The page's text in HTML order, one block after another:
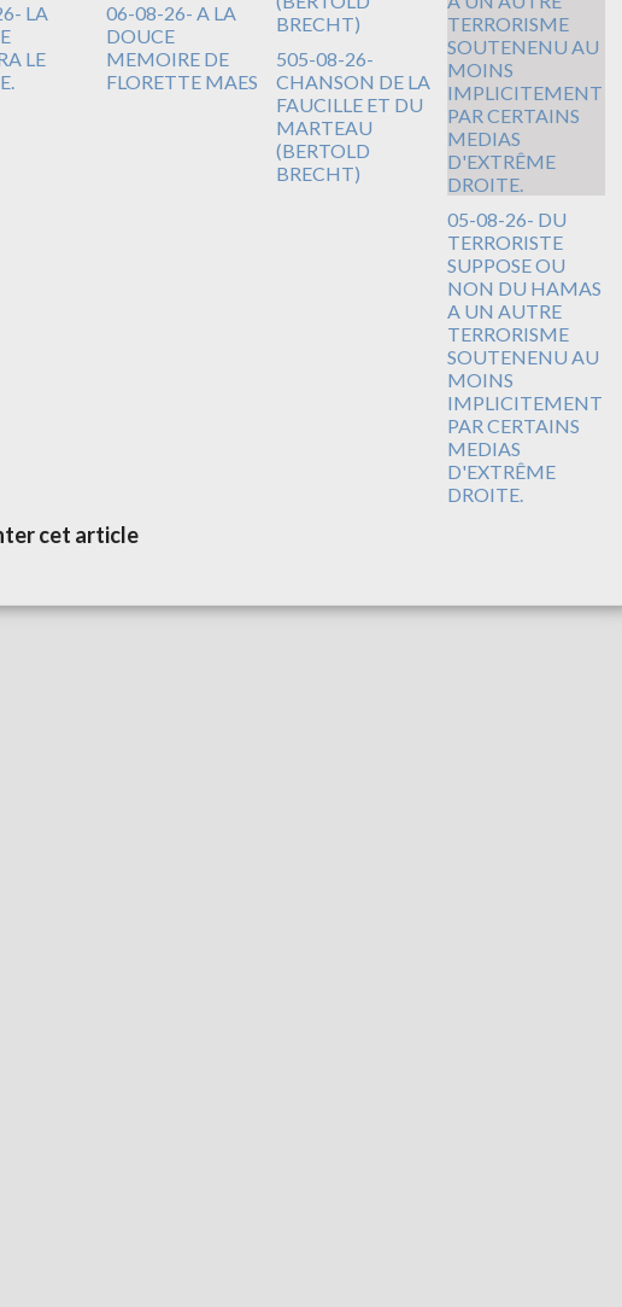
LA
LE
06-08-26- A LA
DOUCE
MEMOIRE DE
FLORETTE MAES
505-08-26-
CHANSON DE LA
FAUCILLE ET DU
MARTEAU
(BERTOLD
BRECHT)
05-08-26- DU
TERRORISTE
SUPPOSE OU
NON DU HAMAS
A UN AUTRE
TERRORISME
SOUTENENU AU
MOINS
IMPLICITEMENT
PAR CERTAINS
MEDIAS
D'EXTRÊME
DROITE.
cet article